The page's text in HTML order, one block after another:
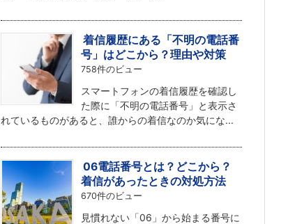
着信履歴にある「不明の電話番
号」はどこから？理由や対策
758件のビュー
スマートフォンの着信履歴を確認し
た際に「不明の電話番号」と表示さ
れているものがあると、誰からの着信なのか気にな...
06電話番号とは？どこから？
着信があったときの対処方法
670件のビュー
見慣れない「06」から始まる番号に